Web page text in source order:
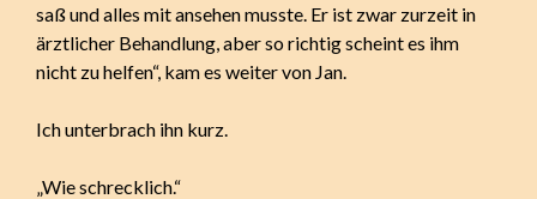
saß und alles mit ansehen musste. Er ist zwar zurzeit in
ärztlicher Behandlung, aber so richtig scheint es ihm
nicht zu helfen“, kam es weiter von Jan.
Ich unterbrach ihn kurz.
„Wie schrecklich.“